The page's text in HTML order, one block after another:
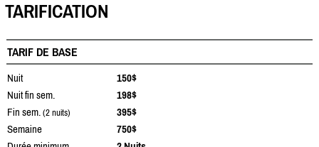
TARIFICATION
TARIF DE BASE
Nuit
150$
Nuit fin sem.
198$
Fin sem. (2 nuits)
395$
Semaine
750$